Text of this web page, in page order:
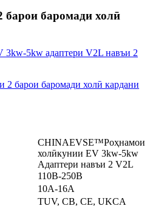
барои баромади холӣ
CHINAEVSE™️Роҳнамои
холӣкунии EV 3kw-5kw
Адаптери навъи 2 V2L
110В-250В
10A-16A
TUV, CB, CE, UKCA